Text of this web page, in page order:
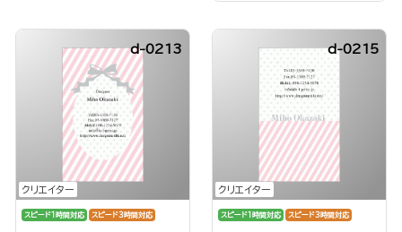
クリエイター
d-0213
スピード1時間対応 スピード3時間対応
クリエイター
d-0215
スピード1時間対応 スピード3時間対応